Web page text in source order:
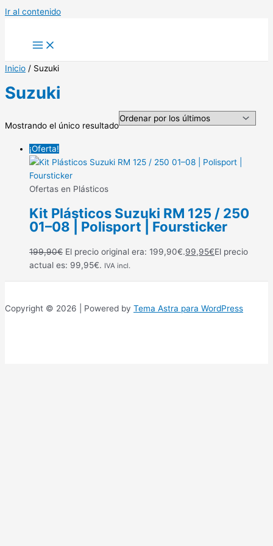
Ir al contenido
Inicio / Suzuki
Suzuki
Mostrando el único resultado
¡Oferta!
Ofertas en Plásticos
Kit Plásticos Suzuki RM 125 / 250
01–08 | Polisport | Foursticker
199,90€ El precio original era: 199,90€.99,95€El precio
actual es: 99,95€. IVA incl.
Copyright © 2026 | Powered by Tema Astra para WordPress